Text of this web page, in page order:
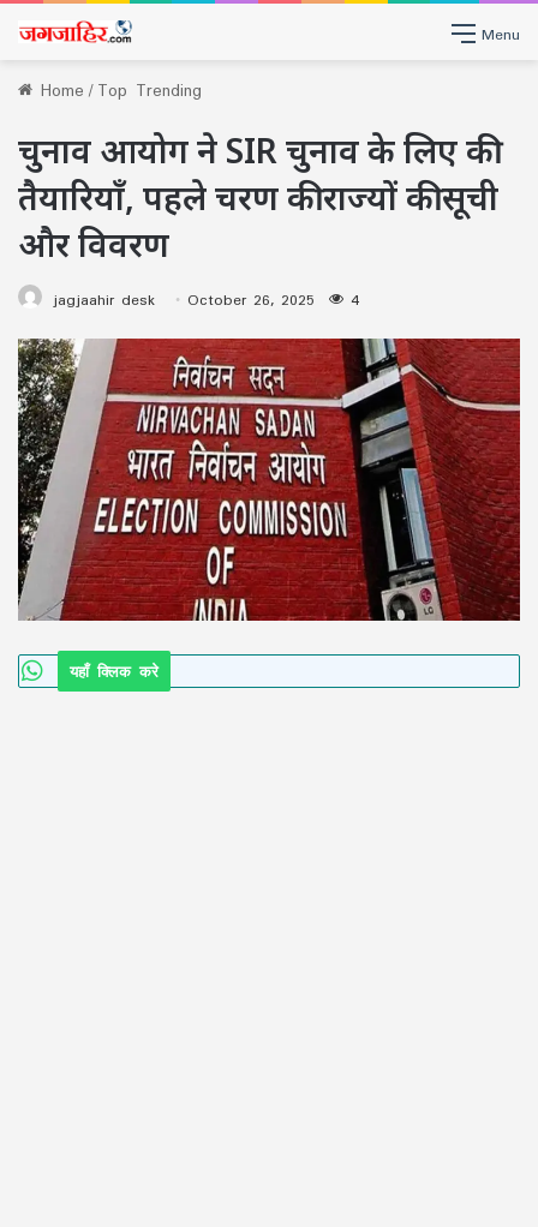
Menu
Home/Top Trending
चुनाव आयोग ने SIR चुनाव के लिए की
तैयारियाँ, पहले चरण की राज्यों की सूची
और विवरण
jagjaahir desk October 26, 2025 4
यहाँ क्लिक करे